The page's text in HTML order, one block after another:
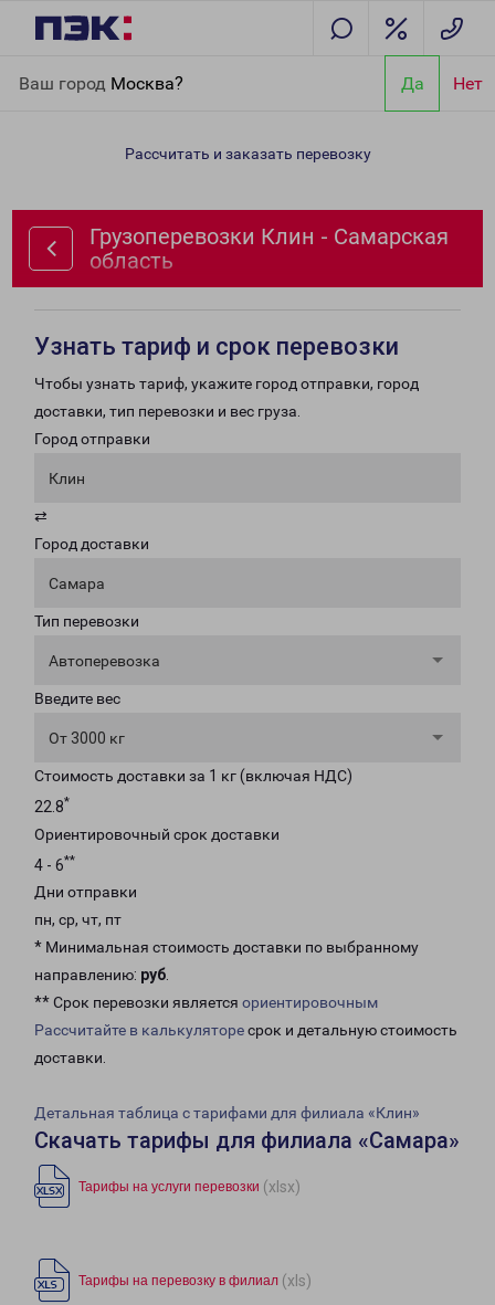
Ваш город Москва? Да Нет
область
Рассчитать и заказать перевозку
Грузоперевозки Клин - Самарская
область
Узнать тариф и срок перевозки
Чтобы узнать тариф, укажите город отправки, город
доставки, тип перевозки и вес груза.
Город отправки
Клин
⇄
Город доставки
Самара
Тип перевозки
Автоперевозка
Введите вес
От 3000 кг
Стоимость доставки за 1 кг (включая НДС)
22.8*
Ориентировочный срок доставки
4 - 6**
Дни отправки
пн, ср, чт, пт
* Минимальная стоимость доставки по выбранному
направлению: руб.
** Срок перевозки является ориентировочным
Рассчитайте в калькуляторесрок и детальную стоимость
доставки.
Детальная таблица с тарифами для филиала «Клин»
Скачать тарифы для филиала «Самара»
Тарифы на услуги перевозки (xlsx)
Тарифы на перевозку в филиал (xls)